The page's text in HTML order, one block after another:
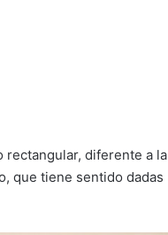
rectangular, diferente a la
que tiene sentido dadas